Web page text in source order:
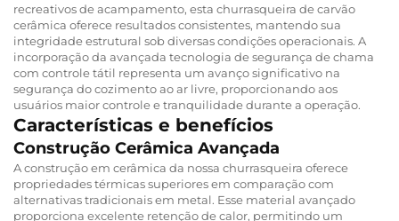
recreativos de acampamento, esta churrasqueira de carvão
cerâmica oferece resultados consistentes, mantendo sua
integridade estrutural sob diversas condições operacionais. A
incorporação da avançada tecnologia de segurança de chama
com controle tátil representa um avanço significativo na
segurança do cozimento ao ar livre, proporcionando aos
usuários maior controle e tranquilidade durante a operação.
Características e benefícios
Construção Cerâmica Avançada
A construção em cerâmica da nossa churrasqueira oferece
propriedades térmicas superiores em comparação com
alternativas tradicionais em metal. Esse material avançado
proporciona excelente retenção de calor, permitindo um